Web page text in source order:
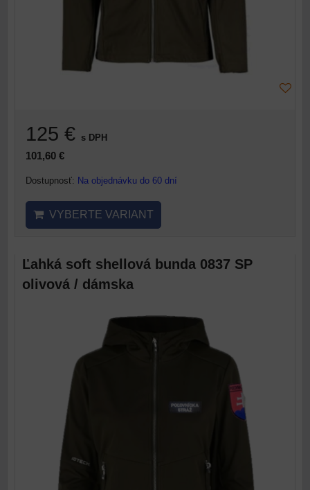
125 € s DPH
101,60 €
Dostupnosť: Na objednávku do 60 dní
VYBERTE VARIANT
Ľahká soft shellová bunda 0837 SP
olivová / dámska